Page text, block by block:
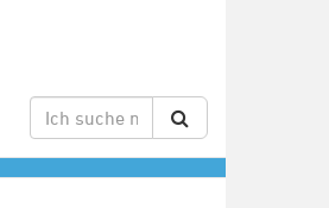
RSS-Feedabonnieren